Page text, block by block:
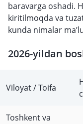
baravarga oshadi.
kiritilmoqda va
kunda nimalar
2026-yildan
Viloyat / Toifa
Toshkent va